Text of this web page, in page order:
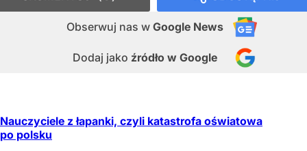
Obserwuj nas w Google News
Dodaj jako źródło w Google
Nauczyciele z łapanki, czyli katastrofa oświatowa
po polsku